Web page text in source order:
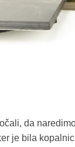
da
je bila